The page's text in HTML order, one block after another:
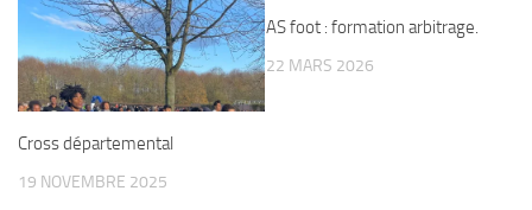
Cross départemental
19 NOVEMBRE 2025
AS foot : formation arbitrage.
22 MARS 2026